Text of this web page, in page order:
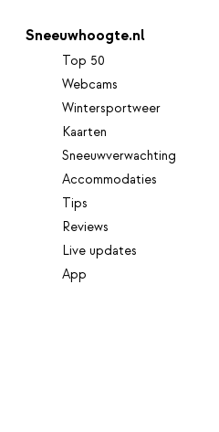
Sneeuwhoogte.nl
Top 50
Webcams
Wintersportweer
Kaarten
Sneeuwverwachting
Accommodaties
Tips
Reviews
Live updates
App